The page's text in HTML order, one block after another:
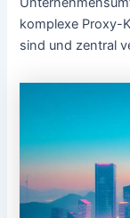
komplexe Proxy-
sind und zentral